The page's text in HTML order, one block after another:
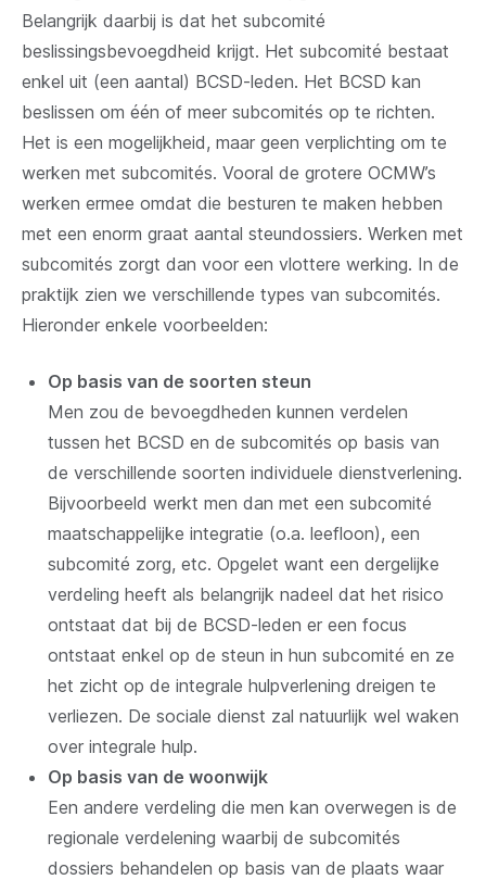
Belangrijk daarbij is dat het subcomité
beslissingsbevoegdheid krijgt. Het subcomité bestaat
enkel uit (een aantal) BCSD-leden. Het BCSD kan
beslissen om één of meer subcomités op te richten.
Het is een mogelijkheid, maar geen verplichting om te
werken met subcomités. Vooral de grotere OCMW’s
werken ermee omdat die besturen te maken hebben
met een enorm graat aantal steundossiers. Werken met
subcomités zorgt dan voor een vlottere werking. In de
praktijk zien we verschillende types van subcomités.
Hieronder enkele voorbeelden:
Op basis van de soorten steun
Men zou de bevoegdheden kunnen verdelen
tussen het BCSD en de subcomités op basis van
de verschillende soorten individuele dienstverlening.
Bijvoorbeeld werkt men dan met een subcomité
maatschappelijke integratie (o.a. leefloon), een
subcomité zorg, etc. Opgelet want een dergelijke
verdeling heeft als belangrijk nadeel dat het risico
ontstaat dat bij de BCSD-leden er een focus
ontstaat enkel op de steun in hun subcomité en ze
het zicht op de integrale hulpverlening dreigen te
verliezen. De sociale dienst zal natuurlijk wel waken
over integrale hulp.
Op basis van de woonwijk
Een andere verdeling die men kan overwegen is de
regionale verdelening waarbij de subcomités
dossiers behandelen op basis van de plaats waar